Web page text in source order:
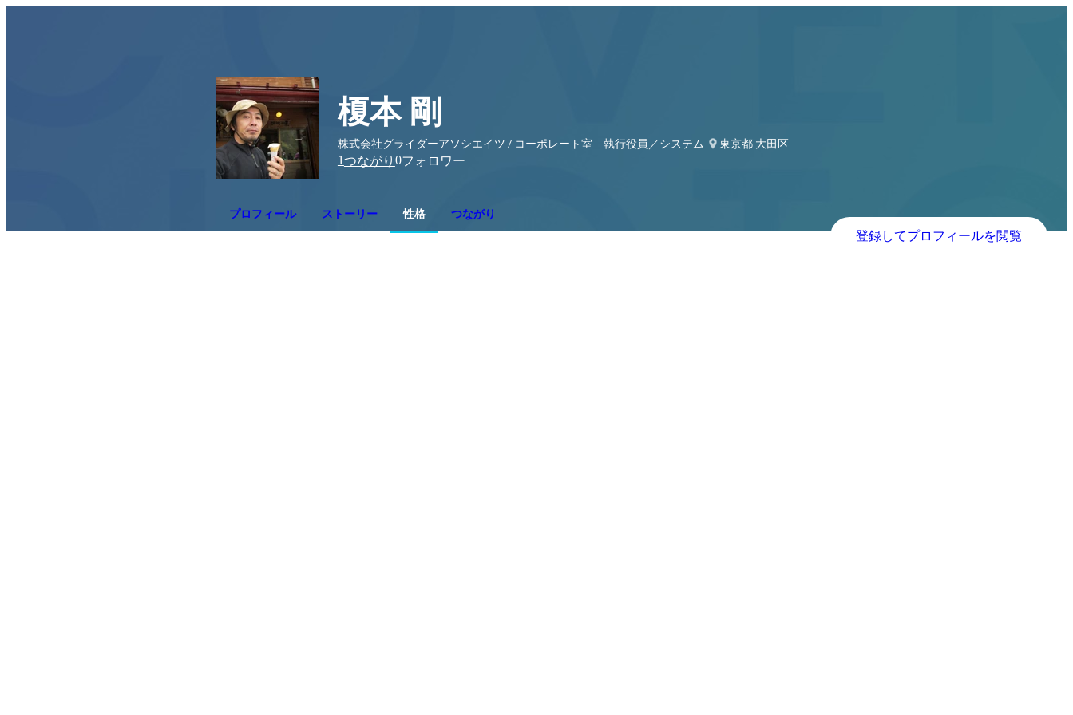
榎本 剛
株式会社グライダーアソシエイツ / コーポレート室 執行役員／システム開発担当東京都 大田区
1つながり 0フォロワー
プロフィール ストーリー 性格 つながり
登録してプロフィールを閲覧